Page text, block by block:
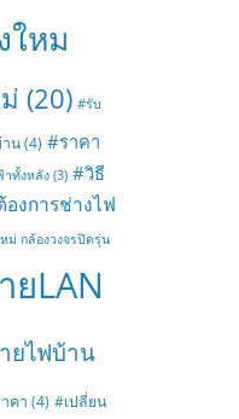
ใหม
(20) #รับ
น(4) #ราคา
าทั้งหลัง (3) #วิธี
งการช่างไฟ
ม่ กล้องวงจรปิดรุ่น
ยLAN
ยไฟบ้าน
คา (4) #เปลี่ยน